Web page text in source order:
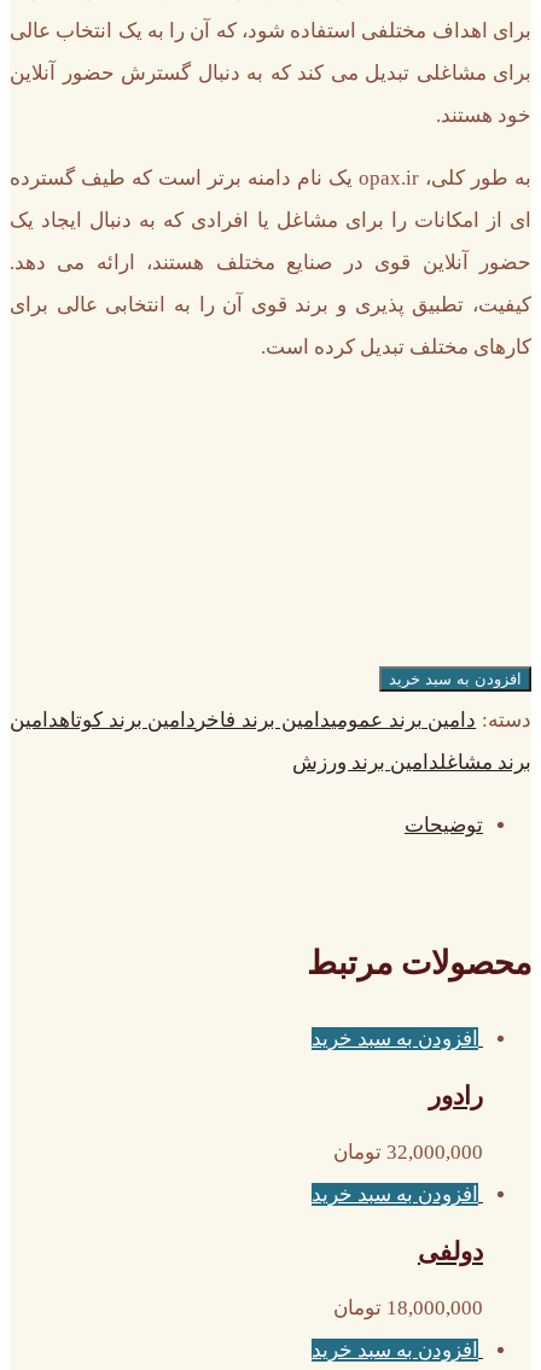
برای اهداف مختلفی استفاده شود، که آن را به یک انتخاب عالی
برای مشاغلی تبدیل می کند که به دنبال گسترش حضور آنلاین
خود هستند.
به طور کلی، opax.ir یک نام دامنه برتر است که طیف گسترده
ای از امکانات را برای مشاغل یا افرادی که به دنبال ایجاد یک
حضور آنلاین قوی در صنایع مختلف هستند، ارائه می دهد.
کیفیت، تطبیق پذیری و برند قوی آن را به انتخابی عالی برای
کارهای مختلف تبدیل کرده است.
افزودن به سبد خرید
دسته: دامین برند عمومیدامین برند فاخر دامین برند کوتاهدامین
برند مشاغلدامین برند ورزش
توضیحات
محصولات مرتبط
افزودن به سبد خرید
رادور
32,000,000 تومان
افزودن به سبد خرید
دولفی
18,000,000 تومان
افزودن به سبد خرید